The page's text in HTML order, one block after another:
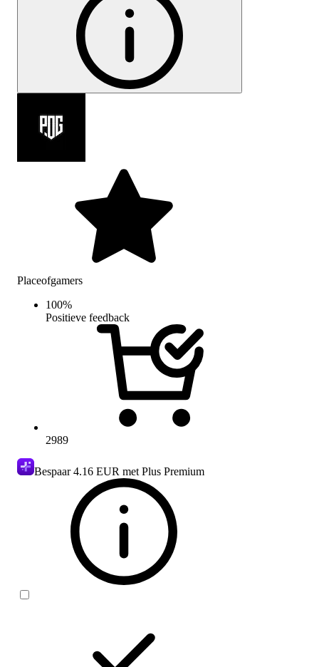
Placeofgamers
100%
Positieve feedback
2989
Bespaar4.16 EUR met Plus Premium